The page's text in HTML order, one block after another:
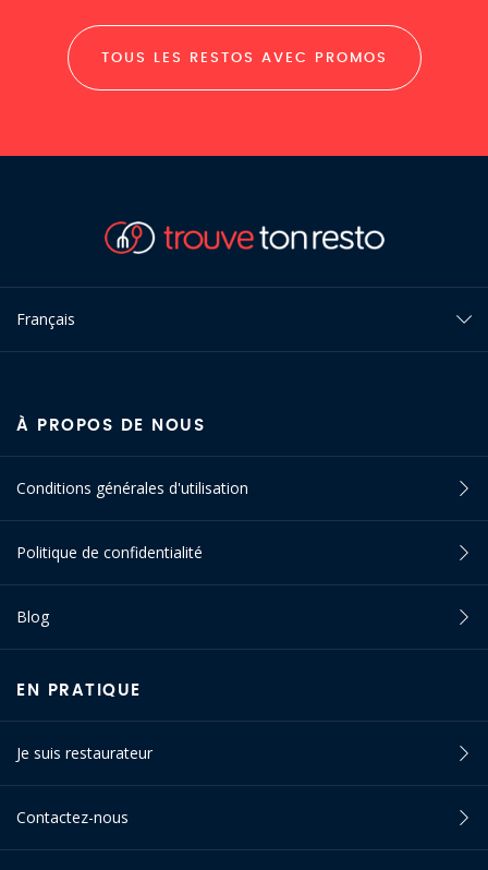
TOUS LES RESTOS AVEC PROMOS
Français
À PROPOS DE NOUS
Conditions générales d'utilisation
Politique de confidentialité
Blog
EN PRATIQUE
Je suis restaurateur
Contactez-nous